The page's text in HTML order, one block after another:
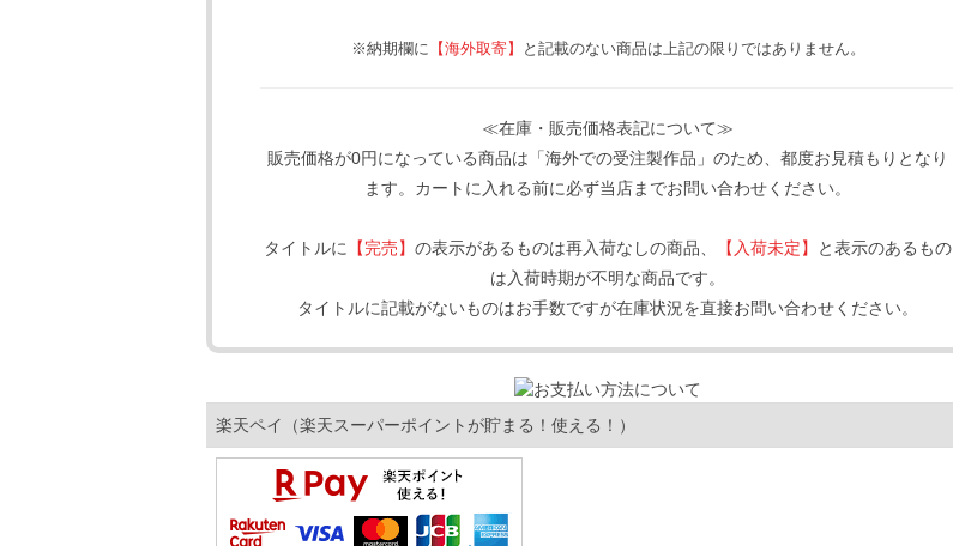
※納期欄に 【海外取寄】 と記載のない商品は上記の限りではありません。
≪在庫・販売価格表記について≫
販売価格が0円になっている商品は「海外での受注製作品」のため、都度お見積もりとなり
ます。カートに入れる前に必ず当店までお問い合わせください。
タイトルに 【完売】 の表示があるものは再入荷なしの商品、 【入荷未定】
と表示のあるもの
は入荷時期が不明な商品です。
タイトルに記載がないものはお手数ですが在庫状況を直接お問い合わせください。
楽天ペイ（楽天スーパーポイントが貯まる！使える！）